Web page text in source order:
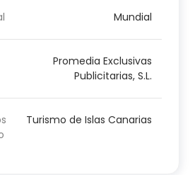
Mundial
Promedia Exclusivas
Publicitarias, S.L.
Turismo de Islas Canarias